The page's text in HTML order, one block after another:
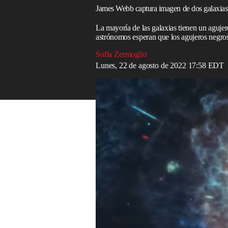
James Webb captura imagen de dos
La mayoría de las galaxias tienen un
astrónomos esperan que los agujeros
Sofía Zermoglio
Lunes, 22 de agosto de 2022 17:58 EDT
Este Es El Álbum De Fotos Del
James Webb sigue sorprendiendo por
que comparte el equipo del
James
colisión galáctica es tan intensa que se
galaxias mientras chocan. Lo más
investigadores han encontrado algo
activo en ninguna de las dos galaxias.
Las colisiones galácticas no son un
captó recientemente una imagen de la
La mayoría de las galaxias tienen un
propia Vía Láctea lo tiene. Cuando dos